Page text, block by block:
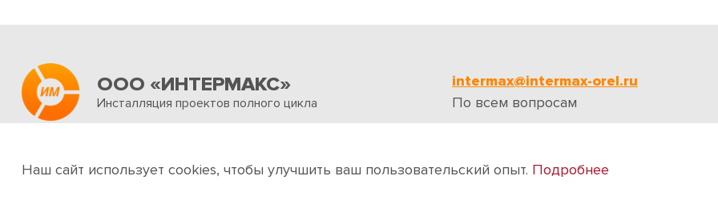
ООО «ИНТЕРМАКС»
Инсталляция проектов полного цикла
intermax@intermax-orel.ru
По всем вопросам
Наш сайт использует cookies, чтобы улучшить ваш пользовательский опыт. Подробнее